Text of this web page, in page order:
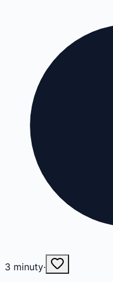
3 minuty·